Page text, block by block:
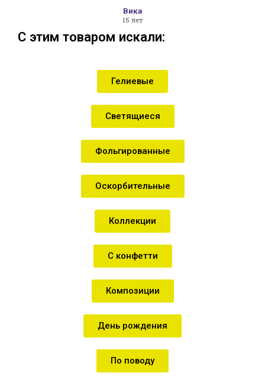
Вика
15 лет
С этим товаром искали:
Гелиевые
Светящиеся
Фольгированные
Оскорбительные
Коллекции
С конфетти
Композиции
День рождения
По поводу